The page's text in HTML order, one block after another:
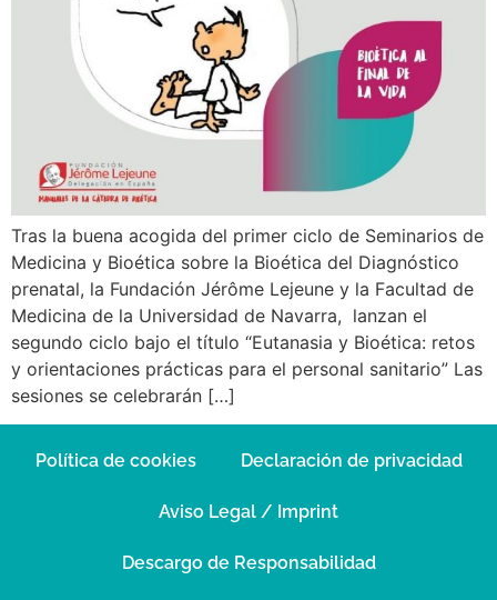
Tras la buena acogida del primer ciclo de Seminarios de
Medicina y Bioética sobre la Bioética del Diagnóstico
prenatal, la Fundación Jérôme Lejeune y la Facultad de
Medicina de la Universidad de Navarra, lanzan el
segundo ciclo bajo el título “Eutanasia y Bioética: retos
y orientaciones prácticas para el personal sanitario” Las
sesiones se celebrarán […]
Política de cookies Declaración de privacidad
Aviso Legal / Imprint
Descargo de Responsabilidad